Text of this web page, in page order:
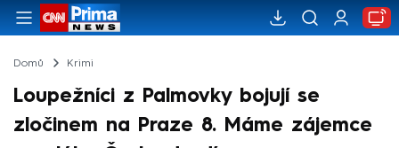
Domů Krimi
Loupežníci z Palmovky bojují se
zločinem na Praze 8. Máme zájemce